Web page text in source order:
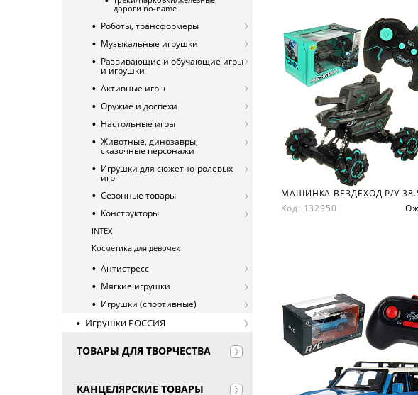
дороги no-name
Роботы, трансформеры
Музыкальные игрушки
Развивающие и обучающие игры
и игрушки
Активные игры
Оружие и доспехи
Настольные игры
Животные, динозавры,
сказочные персонажи
Игрушки для сюжетно-ролевых
игр
Сезонные товары
Конструкторы
INTEX
Косметика для девочек
Антистресс
Мягкие игрушки
Игрушки (спортивные)
Игрушки РОССИЯ
ТОВАРЫ ДЛЯ ТВОРЧЕСТВА
КАНЦЕЛЯРСКИЕ ТОВАРЫ
Код: 132950